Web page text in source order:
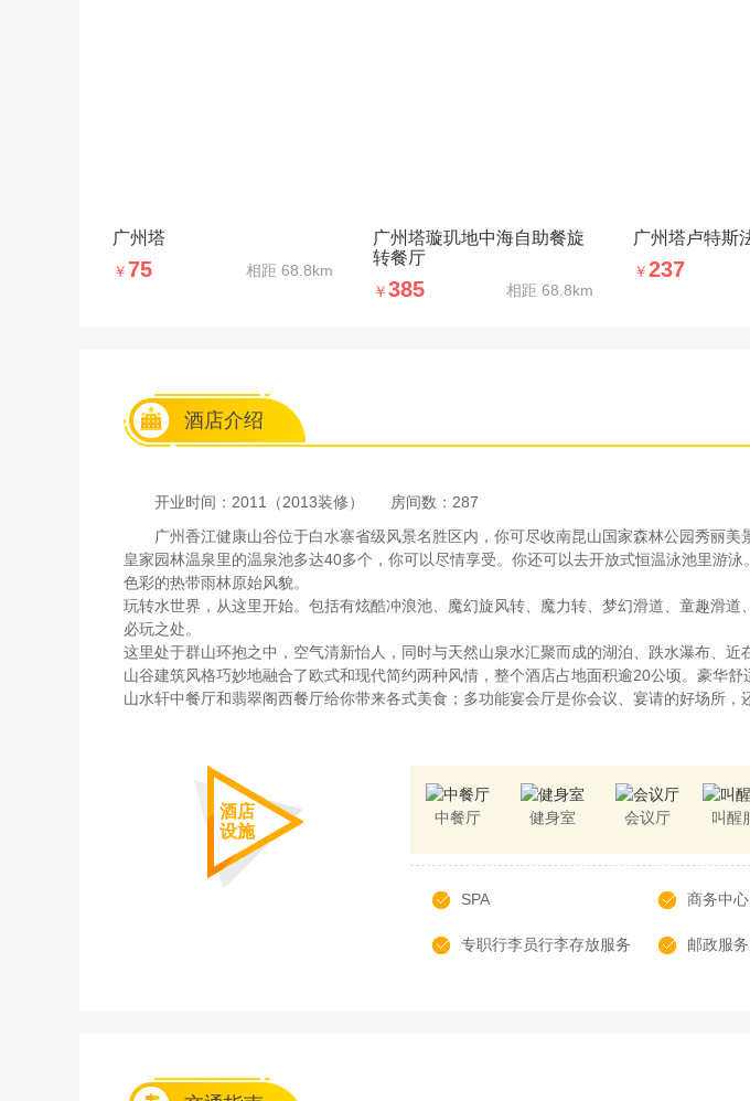
广州塔
￥75 相距 68.8km
广州塔璇玑地中海自助餐旋
转餐厅
￥385 相距 68.8km
广州塔卢特斯
￥237
酒店介绍
开业时间：2011（2013装修）
房间数：287
广州香江健康山谷位于白水寨省级风景名胜区内，你可尽收南昆山国家森林公园秀丽
皇家园林温泉里的温泉池多达40多个，你可以尽情享受。你还可以去开放式恒温泳池里游
色彩的热带雨林原始风貌。
玩转水世界，从这里开始。包括有炫酷冲浪池、魔幻旋风转、魔力转、梦幻滑道、童趣滑
必玩之处。
这里处于群山环抱之中，空气清新怡人，同时与天然山泉水汇聚而成的湖泊、跌水瀑布、近
山谷建筑风格巧妙地融合了欧式和现代简约两种风情，整个酒店占地面积逾20公顷。豪华
山水轩中餐厅和翡翠阁西餐厅给你带来各式美食；多功能宴会厅是你会议、宴请的好场所
酒店
设施
中餐厅 健身室 会议厅
叫醒
SPA 商务中心
专职行李员行李存放服务 邮政服务